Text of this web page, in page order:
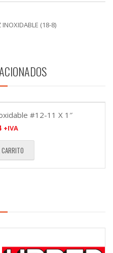
INOXIDABLE (18-8)
#12-11 X 1″
+IVA